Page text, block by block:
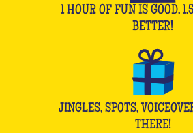
1 HOUR OF FUN IS GOOD,
BETTER!
JINGLES, SPOTS,
THERE!